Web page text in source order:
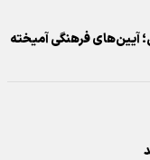
هفته فرهنگی شازند پس از ۱۲ سال؛ آیین‌های فرهنگی آمیخته